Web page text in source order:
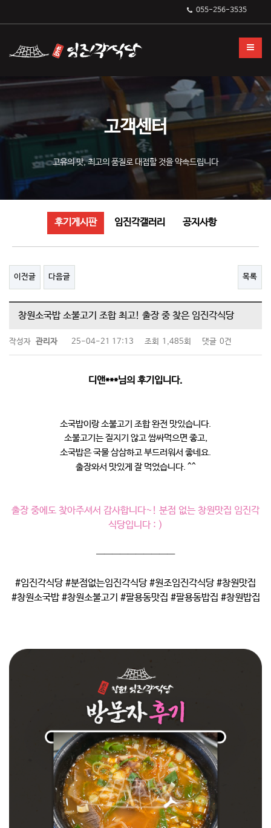
055-256-3535
고객센터
고유의 맛, 최고의 품질로 대접할 것을 약속드립니다
후기게시판 임진각갤러리 공지사항
후기게시판
이전글 다음글 목록
창원소국밥 소불고기 조합 최고! 출장 중 찾은 임진각식당
작성자 관리자 25-04-21 17:13 조회 1,485회 댓글 0건
디앤***님의 후기입니다.
소국밥이랑 소불고기 조합 완전 맛있습니다.
소불고기는 질지기 않고 쌈싸먹으면 좋고,
소국밥은 국물 삼삼하고 부드러워서 좋네요.
출장와서 맛있게 잘 먹었습니다. ^^
출장 중에도 찾아주셔서 감사합니다~! 분점 없는 창원맛집 임진각
식당입니다 : )
——————————
#임진각식당 #분점없는임진각식당 #원조임진각식당 #창원맛집
#창원소국밥 #창원소불고기 #팔용동맛집 #팔용동밥집 #창원밥집